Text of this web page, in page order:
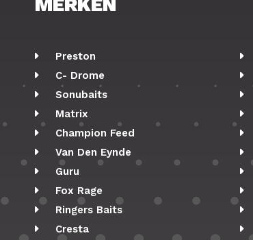
Preston
C- Drome
Sonubaits
Matrix
Champion Feed
Van Den Eynde
Guru
Fox Rage
Ringers Baits
Cresta